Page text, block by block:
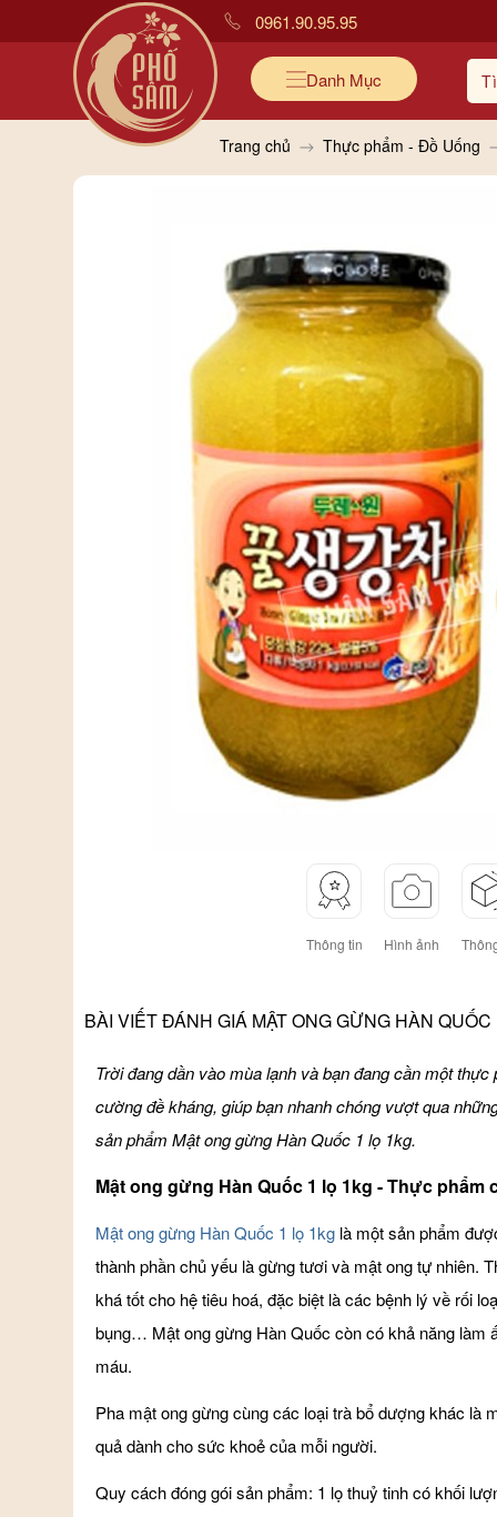
0961.90.95.95
Danh Mục
Trang chủ Thực phẩm - Đồ Uống
Thông tin Hình ảnh
BÀI VIẾT ĐÁNH GIÁ MẬT ONG GỪNG HÀN QUỐC
Trời đang dần vào mùa lạnh và bạn đang cần một
cường đề kháng, giúp bạn nhanh chóng vượt qua
sản phẩm Mật ong gừng Hàn Quốc 1 lọ 1kg.
Mật ong gừng Hàn Quốc 1 lọ 1kg - Thực phẩm
Mật ong gừng Hàn Quốc 1 lọ 1kg là một sản phẩm
thành phần chủ yếu là gừng tươi và mật ong tự nhiên.
khá tốt cho hệ tiêu hoá, đặc biệt là các bệnh lý về rối
bụng… Mật ong gừng Hàn Quốc còn có khả năng làm
máu.
Pha mật ong gừng cùng các loại trà bổ dượng khác là
quả dành cho sức khoẻ của mỗi người.
Quy cách đóng gói sản phẩm: 1 lọ thuỷ tinh có khối